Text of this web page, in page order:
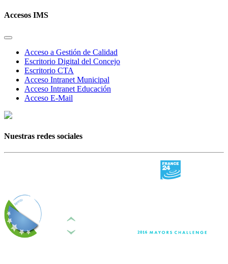
Accesos IMS
Acceso a Gestión de Calidad
Escritorio Digital del Concejo
Escritorio CTA
Acceso Intranet Municipal
Acceso Intranet Educación
Acceso E-Mail
Nuestras redes sociales